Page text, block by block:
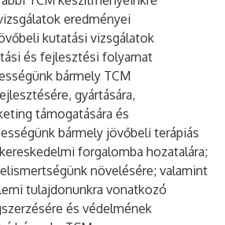
eredményei
kutatási vizsgálatok
és fejlesztési folyamat
bármely TCM
gyártására,
támogatására és
bármely jövőbeli terápiás
forgalomba hozatalára;
növelésére; valamint
tulajdonunkra vonatkozó
és védelmének